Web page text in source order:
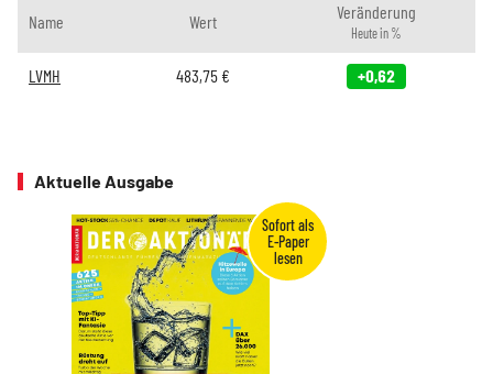
Name Wert Veränderung
Heute in %
LVMH 483,75 € +0,62
Aktuelle Ausgabe